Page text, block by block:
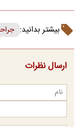
بیشتر بدانید:
ارسال نظرات